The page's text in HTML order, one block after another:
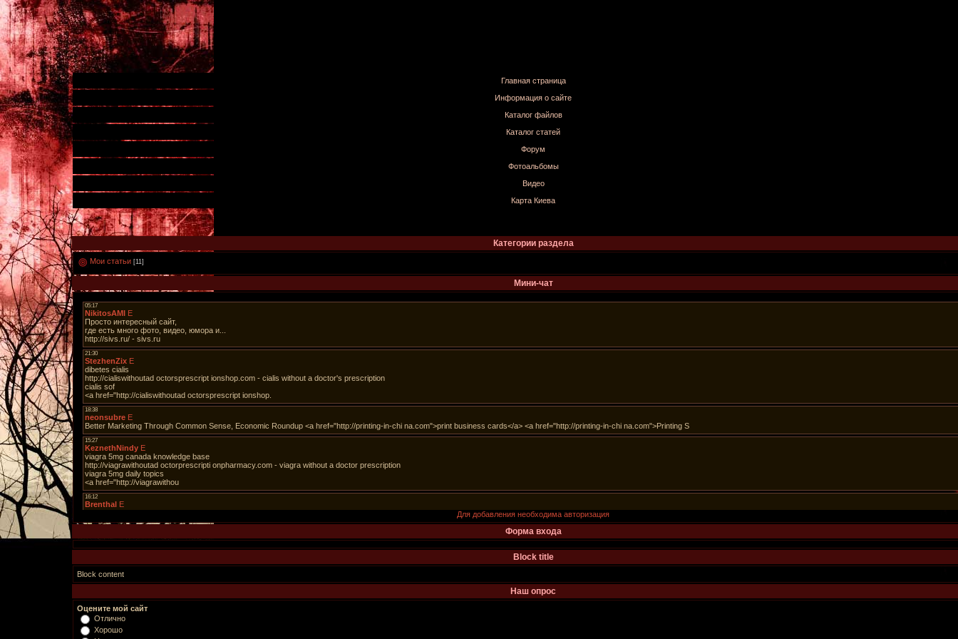
Главная страница
Информация о сайте
Каталог файлов
Каталог статей
Форум
Фотоальбомы
Видео
Карта Киева
Категории раздела
Мои статьи [11]
Мини-чат
Для добавления необходима авторизация
Форма входа
Block title
Block content
Наш опрос
Оцените мой сайт
Отлично
Хорошо